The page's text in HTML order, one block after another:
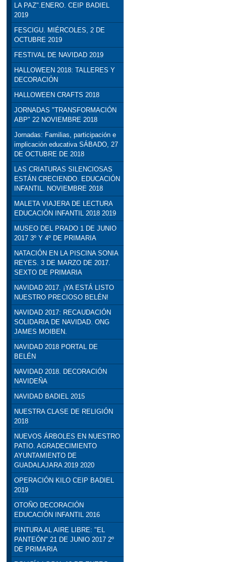
LA PAZ".ENERO. CEIP BADIEL
2019
FESCIGU. MIÉRCOLES, 2 DE
OCTUBRE 2019
FESTIVAL DE NAVIDAD 2019
HALLOWEEN 2018: TALLERES Y
DECORACIÓN
HALLOWEEN CRAFTS 2018
JORNADAS "TRANSFORMACIÓN
ABP" 22 NOVIEMBRE 2018
Jornadas: Familias, participación e
implicación educativa SÁBADO, 27
DE OCTUBRE DE 2018
LAS CRIATURAS SILENCIOSAS
ESTÁN CRECIENDO. EDUCACIÓN
INFANTIL. NOVIEMBRE 2018
MALETA VIAJERA DE LECTURA
EDUCACIÓN INFANTIL 2018 2019
MUSEO DEL PRADO 1 DE JUNIO
2017 3º Y 4º DE PRIMARIA
NATACIÓN EN LA PISCINA SONIA
REYES. 3 DE MARZO DE 2017.
SEXTO DE PRIMARIA
NAVIDAD 2017. ¡YA ESTÁ LISTO
NUESTRO PRECIOSO BELÉN!
NAVIDAD 2017: RECAUDACIÓN
SOLIDARIA DE NAVIDAD. ONG
JAMES MOIBEN.
NAVIDAD 2018 PORTAL DE
BELÉN
NAVIDAD 2018. DECORACIÓN
NAVIDEÑA
NAVIDAD BADIEL 2015
NUESTRA CLASE DE RELIGIÓN
2018
NUEVOS ÁRBOLES EN NUESTRO
PATIO. AGRADECIMIENTO
AYUNTAMIENTO DE
GUADALAJARA 2019 2020
OPERACIÓN KILO CEIP BADIEL
2019
OTOÑO DECORACIÓN
EDUCACIÓN INFANTIL 2016
PINTURA AL AIRE LIBRE: "EL
PANTEÓN" 21 DE JUNIO 2017 2º
DE PRIMARIA